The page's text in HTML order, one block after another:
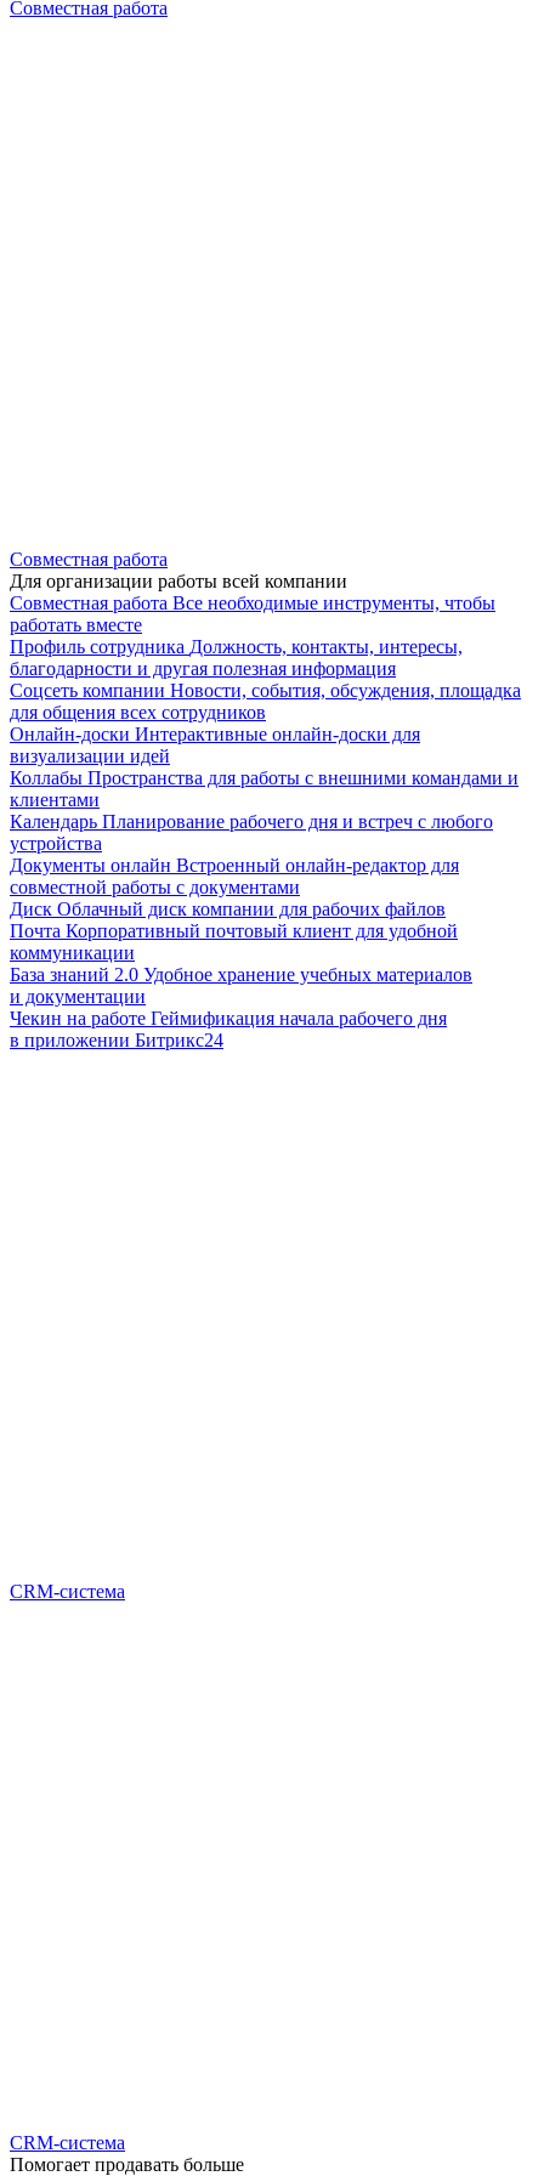
Совместная работа
Совместная работа
Для организации работы всей компании
Совместная работа Все необходимые инструменты, чтобы
работать вместе
Профиль сотрудника Должность, контакты, интересы,
благодарности и другая полезная информация
Соцсеть компании Новости, события, обсуждения, площадка
для общения всех сотрудников
Онлайн-доски Интерактивные онлайн-доски для
визуализации идей
Коллабы Пространства для работы с внешними командами и
клиентами
Календарь Планирование рабочего дня и встреч с любого
устройства
Документы онлайн Встроенный онлайн-редактор для
совместной работы с документами
Диск Облачный диск компании для рабочих файлов
Почта Корпоративный почтовый клиент для удобной
коммуникации
База знаний 2.0 Удобное хранение учебных материалов
и документации
Чекин на работе Геймификация начала рабочего дня
в приложении Битрикс24
CRM-система
CRM-система
Помогает продавать больше